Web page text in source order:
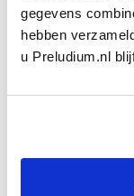
gegevens
hebben
u Preludium.nl